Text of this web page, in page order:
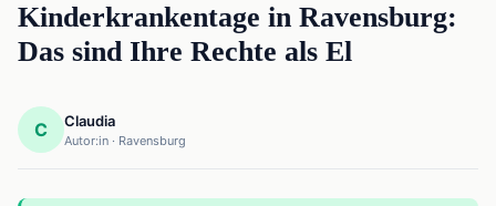
Kinderkrankentage in Ravensburg:
Das sind Ihre Rechte als El
C Claudia
Autor:in · Ravensburg